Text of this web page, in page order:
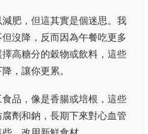
肥，但這其實是個迷思。我
沒降，反而因為午餐吃更多
高糖分的穀物或飲料，這些
，讓你更累。
品，像是香腸或培根，這些
劑和鈉，長期下來對心血管